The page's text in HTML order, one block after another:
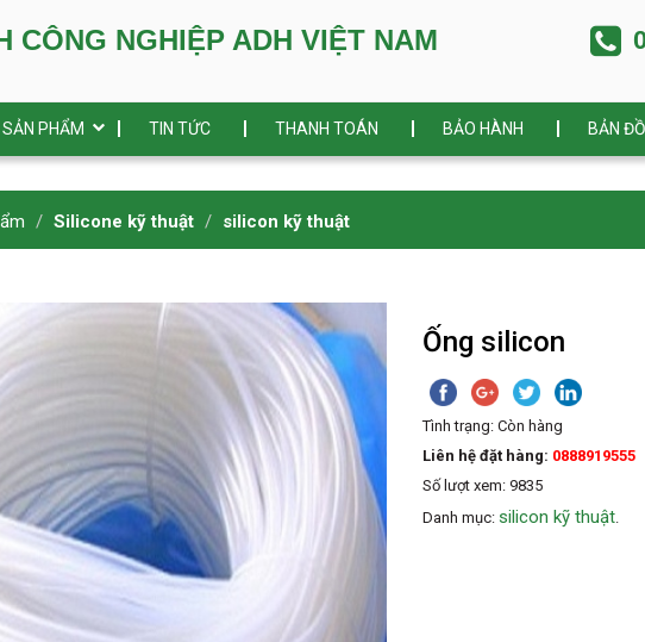
NGHIỆP ADH VIỆT NAM
SẢN PHẨM TIN TỨC THANH TOÁN BẢO HÀNH BẢN ĐỒ
Silicone kỹ thuật silicon kỹ thuật
Ống silicon
Tình trạng: Còn hàng
Liên hệ đặt hàng: 0888919555
Số lượt xem: 9835
Danh mục:silicon kỹ thuật